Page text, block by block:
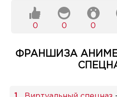
0 0 0
ФРАНШИЗА